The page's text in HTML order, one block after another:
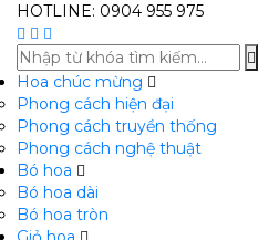
HOTLINE: 0904 955 975
Hoa chúc mừng
Phong cách hiện đại
Phong cách truyền thống
Phong cách nghệ thuật
Bó hoa
Bó hoa dài
Bó hoa tròn